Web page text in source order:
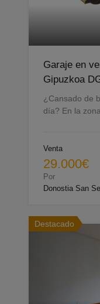
Garaje en
Gipuzkoa
¿Cansado de
día? En la
Venta
29.000€
Por
Donostia San
Destacado